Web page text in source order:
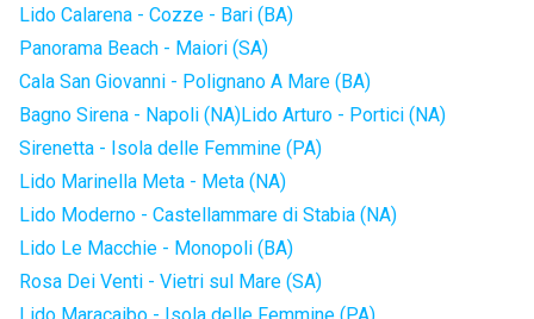
Lido Calarena - Cozze - Bari (BA)
Panorama Beach - Maiori (SA)
Cala San Giovanni - Polignano A Mare (BA)
Bagno Sirena - Napoli (NA)Lido Arturo - Portici (NA)
Sirenetta - Isola delle Femmine (PA)
Lido Marinella Meta - Meta (NA)
Lido Moderno - Castellammare di Stabia (NA)
Lido Le Macchie - Monopoli (BA)
Rosa Dei Venti - Vietri sul Mare (SA)